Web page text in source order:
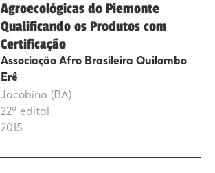
Agroecológicas do Piemonte
Qualificando os Produtos com
Certificação
Associação Afro Brasileira Quilombo
Erê
Jacobina (BA)
22º edital
2015